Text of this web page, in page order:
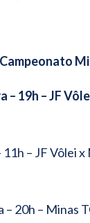
– 19h – JF
– JF Vôlei x
20h – Minas